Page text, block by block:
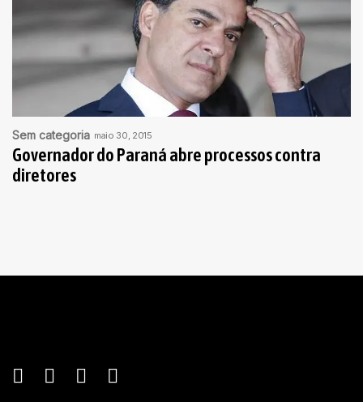
Sem categoria maio 30, 2015
Governador do Paraná abre processos contra
diretores